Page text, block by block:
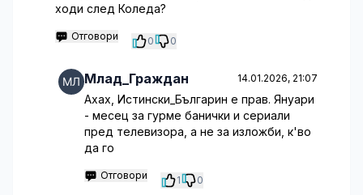
ходи след Коледа?
Отговори 0 0
Млад_Граждан 14.01.2026, 21:07
Ахах, Истински_Българин е прав. Януари
- месец за гурме банички и сериали
пред телевизора, а не за изложби, к'во
да го
Отговори 1 0